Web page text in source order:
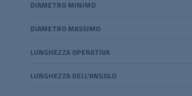
DIAMETRO MINIMO
DIAMETRO MASSIMO
LUNGHEZZA OPERATIVA
LUNGHEZZA DELL'ANGOLO